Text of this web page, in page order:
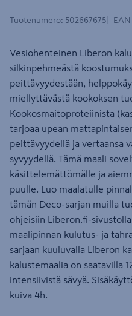
Tuotenumero: 502667675
Vesiohenteinen Liberon
silkinpehmeästä
peittävyydestään,
miellyttävästä kookoksen
Kookosmaitoproteiinista
tarjoaa upean
peittävyydellä ja vertaansa
syvyydellä. Tämä maali
käsittelemättömälle ja
puulle. Luo maalatulle
tämän Deco-sarjan muilla
ohjeisiin Liberon.fi-
maalipinnan kulutus- ja
sarjaan kuuluvalla Liberon
kalustemaalia on saatavilla
intensiivistä sävyä.
kuiva 4h.